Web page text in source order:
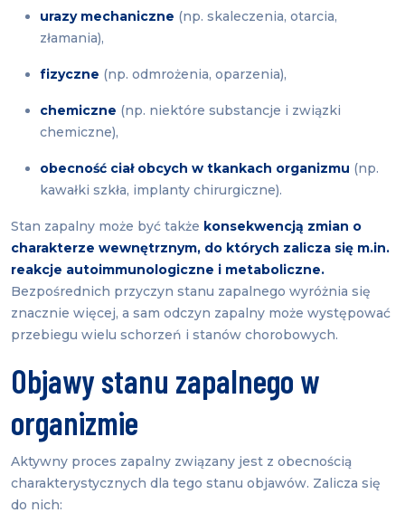
urazy mechaniczne (np. skaleczenia, otarcia,
złamania),
fizyczne (np. odmrożenia, oparzenia),
chemiczne (np. niektóre substancje i związki
chemiczne),
obecność ciał obcych w tkankach organizmu (np.
kawałki szkła, implanty chirurgiczne).
Stan zapalny może być także konsekwencją zmian o
charakterze wewnętrznym, do których zalicza się m.in.
reakcje autoimmunologiczne i metaboliczne.
Bezpośrednich przyczyn stanu zapalnego wyróżnia się
znacznie więcej, a sam odczyn zapalny może występować
przebiegu wielu schorzeń i stanów chorobowych.
Objawy stanu zapalnego w
organizmie
Aktywny proces zapalny związany jest z obecnością
charakterystycznych dla tego stanu objawów. Zalicza się
do nich: